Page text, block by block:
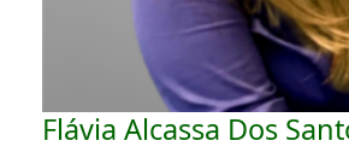
Flávia Alcassa Dos